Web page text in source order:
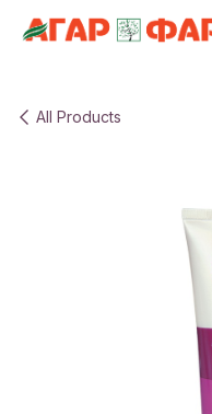
All Products